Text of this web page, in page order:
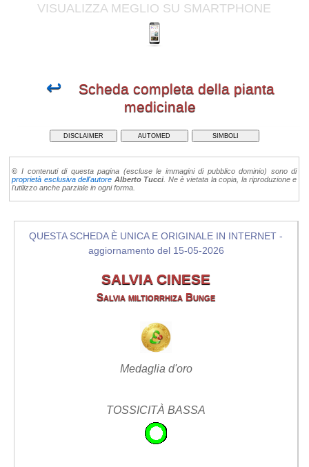
VISUALIZZA MEGLIO SU SMARTPHONE
↩ Scheda completa della pianta
medicinale
DISCLAIMER AUTOMED SIMBOLI
© I contenuti di questa pagina (escluse le immagini di pubblico dominio) sono di
proprietà esclusiva dell'autore Alberto Tucci . Ne è vietata la copia, la riproduzione e
l'utilizzo anche parziale in ogni forma.
QUESTA SCHEDA È UNICA E ORIGINALE IN INTERNET -
aggiornamento del 15-05-2026
SALVIA CINESE
Salvia miltiorrhiza Bunge
Medaglia d'oro
TOSSICITÀ BASSA